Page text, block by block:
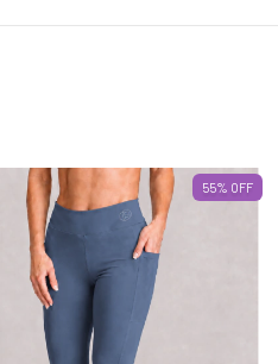
55% OFF